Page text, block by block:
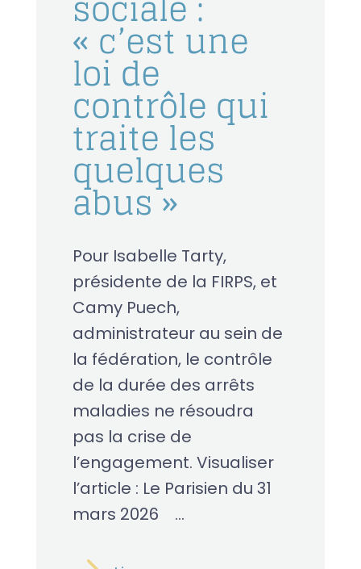
« c’est une
loi de
contrôle qui
traite les
quelques
abus »
Pour Isabelle Tarty,
présidente de la FIRPS, et
Camy Puech,
administrateur au sein de
la fédération, le contrôle
de la durée des arrêts
maladies ne résoudra
pas la crise de
l’engagement. Visualiser
l’article : Le Parisien du 31
mars 2026 ...